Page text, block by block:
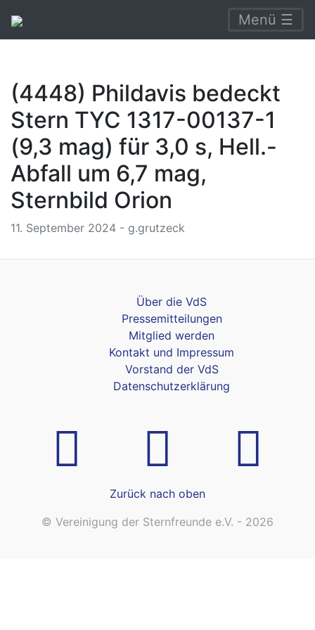
Menü ☰
(4448) Phildavis bedeckt
Stern TYC 1317-00137-1
(9,3 mag) für 3,0 s, Hell.-
Abfall um 6,7 mag,
Sternbild Orion
11. September 2024 - g.grutzeck
Über die VdS
Pressemitteilungen
Mitglied werden
Kontakt und Impressum
Vorstand der VdS
Datenschutzerklärung
Zurück nach oben
© Vereinigung der Sternfreunde e.V. - 2026